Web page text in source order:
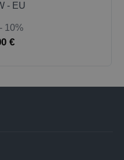
- EU
- 10%
€